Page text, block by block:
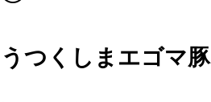
うつくしまエゴマ豚